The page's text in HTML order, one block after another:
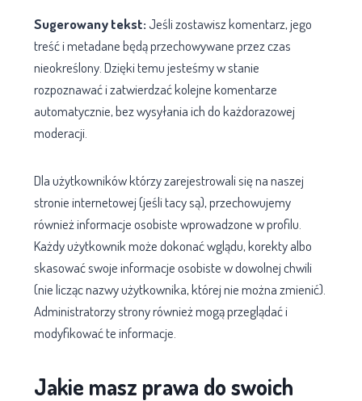
Sugerowany tekst: Jeśli zostawisz komentarz, jego
treść i metadane będą przechowywane przez czas
nieokreślony. Dzięki temu jesteśmy w stanie
rozpoznawać i zatwierdzać kolejne komentarze
automatycznie, bez wysyłania ich do każdorazowej
moderacji.
Dla użytkowników którzy zarejestrowali się na naszej
stronie internetowej (jeśli tacy są), przechowujemy
również informacje osobiste wprowadzone w profilu.
Każdy użytkownik może dokonać wglądu, korekty albo
skasować swoje informacje osobiste w dowolnej chwili
(nie licząc nazwy użytkownika, której nie można zmienić).
Administratorzy strony również mogą przeglądać i
modyfikować te informacje.
Jakie masz prawa do swoich